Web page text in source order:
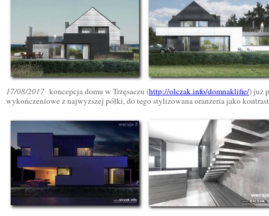
17/08/2017 koncepcja domu w Trzęsaczu (http://olczak.info/domnaklifie/) już
wykończeniowe z najwyższej półki, do tego stylizowana oranżeria jako